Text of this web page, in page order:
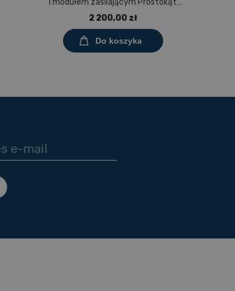
i modułem zasilającym Prostokąt
1200x600 mm, rozmiar 4-6, blat pokryty
2 200,00 zł
Do koszyka